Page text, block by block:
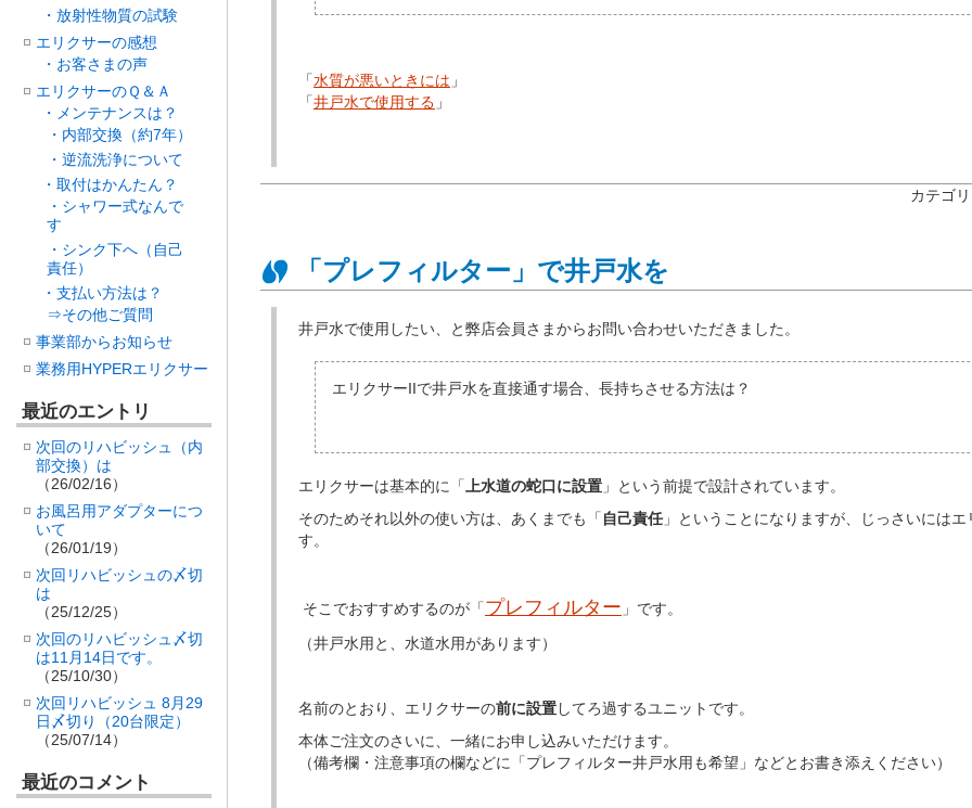
「水質が悪いときには 」
「井戸水で使用する 」
カテゴ
「プレフィルター」で井戸水を
井戸水で使用したい、と弊店会員さまからお問い合わせいただきました。
エリクサーIIで井戸水を直接通す場合、長持ちさせる方法は？
エリクサーは基本的に「 上水道の蛇口に設置 」という前提で設計されています。
そのためそれ以外の使い方は、あくまでも「自己責任」ということになりますが、じっさいには
す。
そこでおすすめするのが「プレフィルター 」です。
（井戸水用と、水道水用があります）
名前のとおり、エリクサーの前に設置してろ過するユニットです。
本体ご注文のさいに、一緒にお申し込みいただけます。
（備考欄・注意事項の欄などに「プレフィルター井戸水用も希望」などとお書き添えください）
・放射性物質の試験
エリクサーの感想
・お客さまの声
エリクサーのＱ＆Ａ
・メンテナンスは？
・内部交換（約7年）
・逆流洗浄について
・取付はかんたん？
・シャワー式なんで
す
・シンク下へ（自己
責任）
・支払い方法は？
⇒その他ご質問
事業部からお知らせ
業務用HYPERエリクサー
最近のエントリ
次回のリハビッシュ（内
部交換）は
（26/02/16）
お風呂用アダプターにつ
いて
（26/01/19）
次回リハビッシュの〆切
は
（25/12/25）
次回のリハビッシュ〆切
は11月14日です。
（25/10/30）
次回リハビッシュ 8月29
日〆切り（20台限定）
（25/07/14）
最近のコメント